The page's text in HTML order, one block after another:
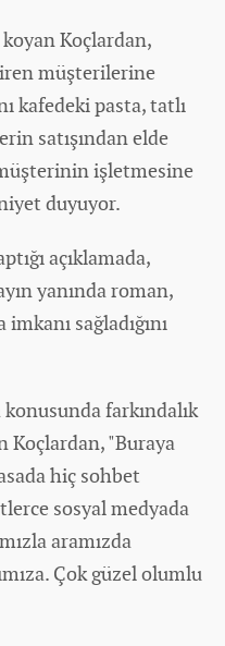
Koçlardan,
müşterilerine
kafedeki pasta, tatlı
satışından elde
işletmesine
duyuyor.
açıklamada,
yanında roman,
sağladığını
farkındalık
"Buraya
hiç sohbet
sosyal medyada
aramızda
Çok güzel olumlu